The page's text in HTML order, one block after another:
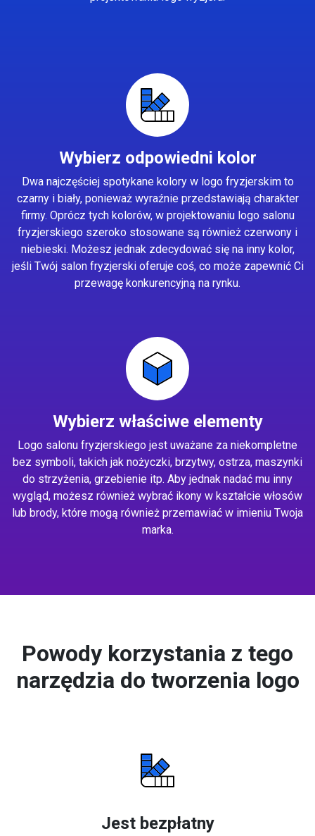
Wybierz odpowiedni kolor
Dwa najczęściej spotykane kolory w logo fryzjerskim to
czarny i biały, ponieważ wyraźnie przedstawiają charakter
firmy. Oprócz tych kolorów, w projektowaniu logo salonu
fryzjerskiego szeroko stosowane są również czerwony i
niebieski. Możesz jednak zdecydować się na inny kolor,
jeśli Twój salon fryzjerski oferuje coś, co może zapewnić Ci
przewagę konkurencyjną na rynku.
Wybierz właściwe elementy
Logo salonu fryzjerskiego jest uważane za niekompletne
bez symboli, takich jak nożyczki, brzytwy, ostrza, maszynki
do strzyżenia, grzebienie itp. Aby jednak nadać mu inny
wygląd, możesz również wybrać ikony w kształcie włosów
lub brody, które mogą również przemawiać w imieniu Twoja
marka.
Powody korzystania z tego
narzędzia do tworzenia logo
Jest bezpłatny